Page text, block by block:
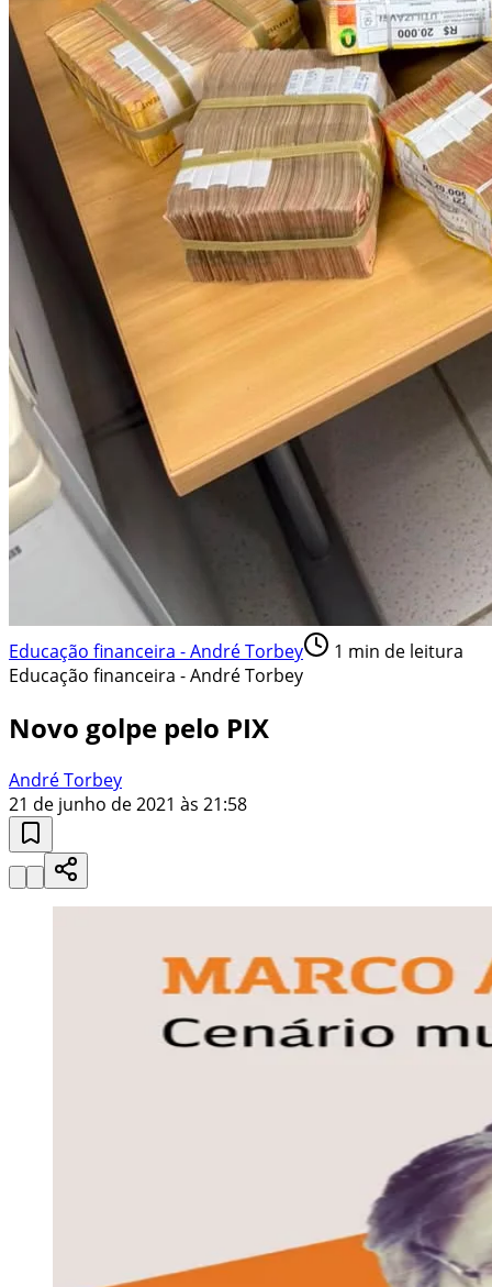
Educação financeira - André Torbey 1 min de leitura
Educação financeira - André Torbey
Novo golpe pelo PIX
André Torbey
21 de junho de 2021 às 21:58